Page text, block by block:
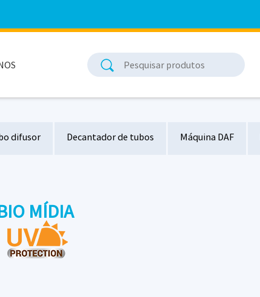
difusor Decantador de tubos Máquina DAF
MÍDIA